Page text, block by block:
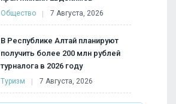
Общество 7 Августа, 2026
В Республике Алтай планируют
получить более 200 млн рублей
турналога в 2026 году
Туризм 7 Августа, 2026